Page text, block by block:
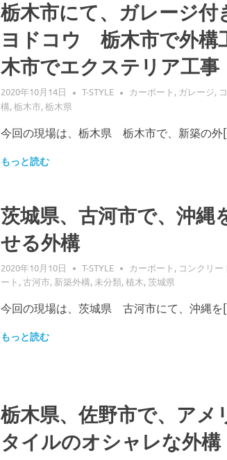
栃木市にて、ガレージ
ヨドコウ 栃木市で外
木市でエクステリア工事
2020年10月14日 T-STYLE カーポート , ガレージ,
構,栃木市,栃木県
今回の現場は、栃木県 栃木市で、新築の
もっと読む
茨城県、古河市で、沖縄
せる外構
2020年10月10日 T-STYLE カーポート , コンクリー
ート ,古河市, 新築外構, 未分類,植木,茨城県
今回の現場は、茨城県 古河市にて、沖縄
もっと読む
栃木県、佐野市で、アメ
タイルのオシャレな外構